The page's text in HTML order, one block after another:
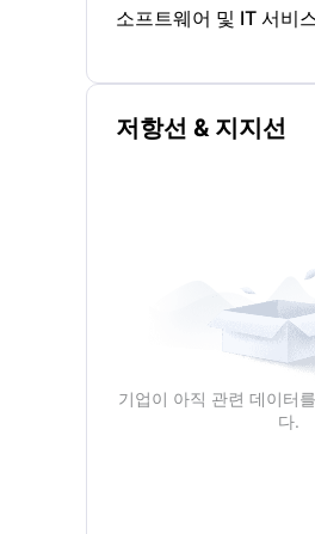
소프트웨어 및 IT 서비
저항선 & 지지선
기업이 아직 관련 데이터
다.